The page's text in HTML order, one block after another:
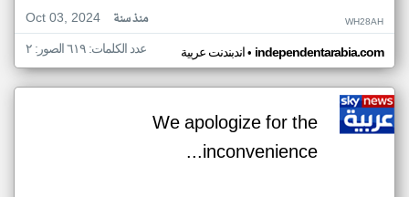
Oct 03, 2024
منذ سنة WH28AH
اندبندنت عربية• independentarabia.com عدد الكلمات: ٦١٩ الصور: ٢
We apologize for the
inconvenience...